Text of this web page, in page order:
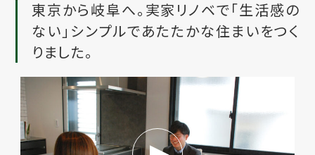
東京から岐阜へ。実家リノベで「生活感の
ない」シンプルであたたかな住まいをつく
りました。